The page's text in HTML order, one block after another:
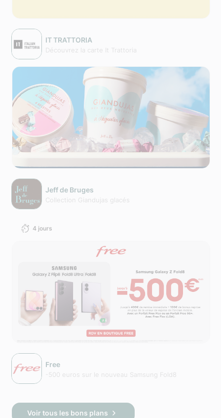
IT TRATTORIA
Découvrez la carte It Trattoria
Jeff de Bruges
Collection Giandujas glacés
4 jours
Free
-500 euros sur le nouveau Samsung Fold8
Voir tous les bons plans